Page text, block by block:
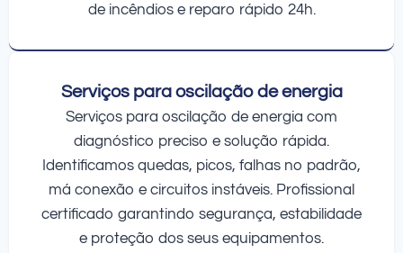
de incêndios e reparo rápido 24h.
Serviços para oscilação de energia
Serviços para oscilação de energia com
diagnóstico preciso e solução rápida.
Identificamos quedas, picos, falhas no padrão,
má conexão e circuitos instáveis. Profissional
certificado garantindo segurança, estabilidade
e proteção dos seus equipamentos.